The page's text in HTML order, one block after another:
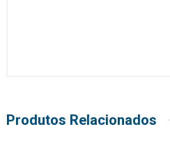
Produtos Relacionados